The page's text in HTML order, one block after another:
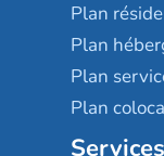
Plan
Plan
Plan
Plan